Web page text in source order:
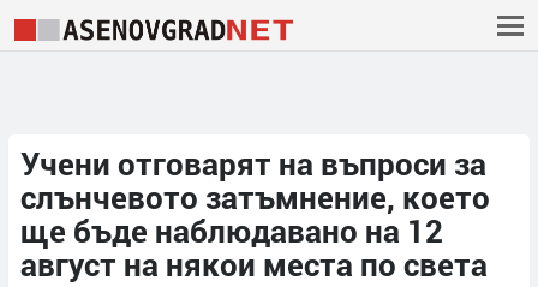
Учени отговарят на въпроси за
слънчевото затъмнение, което
ще бъде наблюдавано на 12
август на някои места по света